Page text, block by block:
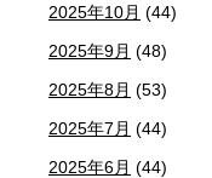
2025年10月 (44)
2025年9月 (48)
2025年8月 (53)
2025年7月 (44)
2025年6月 (44)